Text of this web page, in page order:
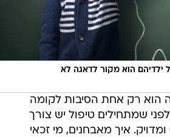
ילדיהם הוא מקור לדאגה לא
הוא רק אחת הסיבות לקומה
לפני שמתחילים טיפול יש צורך
איך מאבחנים, מי זכאי